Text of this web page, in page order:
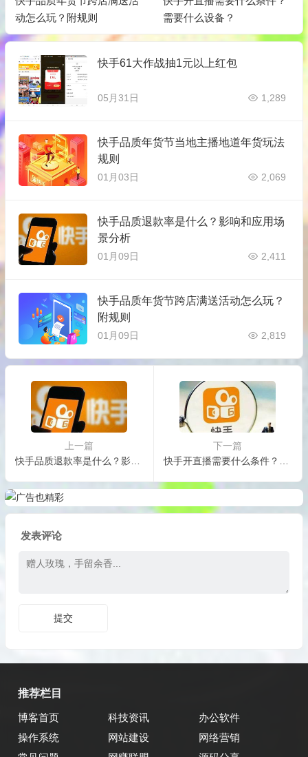
动怎么玩？附规则
需要什么设备？
快‪手61大‪作‪战抽1元以上红‪包
05月31日 1,289
快手品质年货节当地主播地道年货玩法
规则
01月03日 2,069
快手品质退款率是什么？影响和应用场
景分析
01月09日 2,411
快手品质年货节跨店满送活动怎么玩？
附规则
01月09日 2,819
上一篇
快手品质退款率是什么？影响和应用场景分析
下一篇
快手开直播需要什么条件？需要什么设备？
发表评论
推荐栏目
博客首页 科技资讯
办公软件
操作系统
网站建设
网络营销